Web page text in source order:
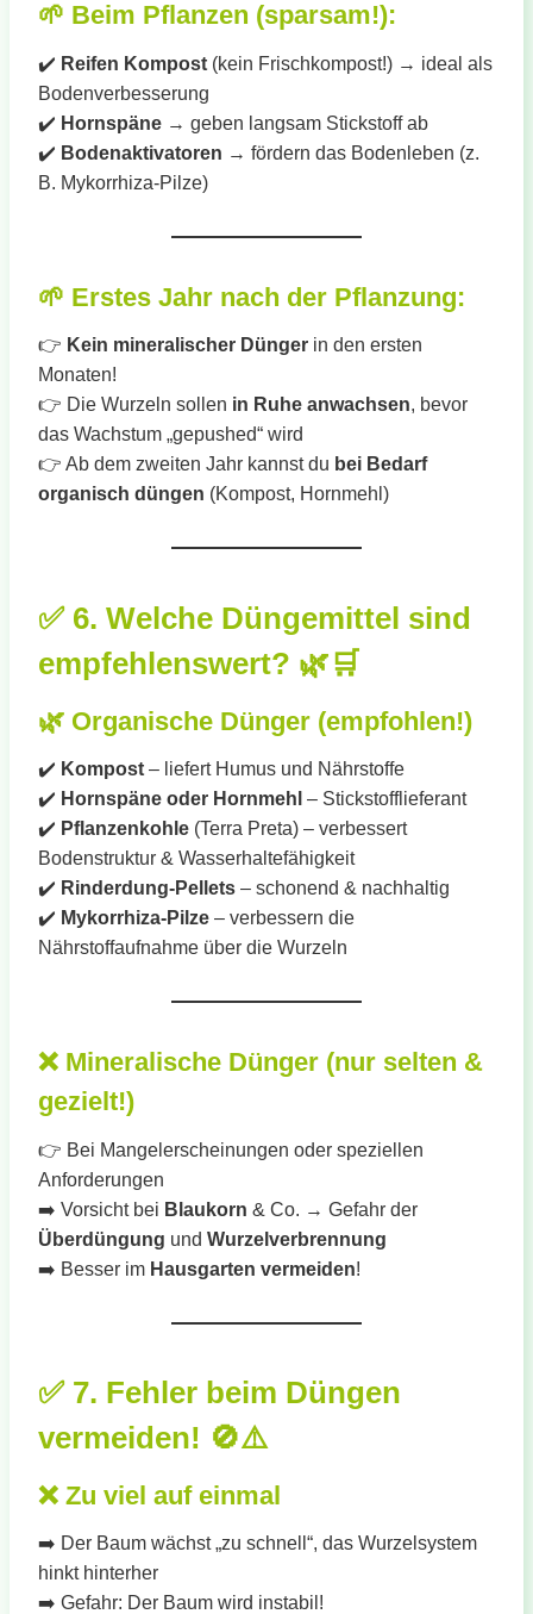
🌱 Beim Pflanzen (sparsam!):
✔️ Reifen Kompost (kein Frischkompost!) → ideal als
Bodenverbesserung
✔️ Hornspäne → geben langsam Stickstoff ab
✔️ Bodenaktivatoren → fördern das Bodenleben (z.
B. Mykorrhiza-Pilze)
🌱 Erstes Jahr nach der Pflanzung:
👉 Kein mineralischer Dünger in den ersten
Monaten!
👉 Die Wurzeln sollen in Ruhe anwachsen, bevor
das Wachstum „gepushed“ wird
👉 Ab dem zweiten Jahr kannst du bei Bedarf
organisch düngen (Kompost, Hornmehl)
✅ 6. Welche Düngemittel sind
empfehlenswert? 🌿🛒
🌿 Organische Dünger (empfohlen!)
✔️ Kompost – liefert Humus und Nährstoffe
✔️ Hornspäne oder Hornmehl – Stickstofflieferant
✔️ Pflanzenkohle (Terra Preta) – verbessert
Bodenstruktur & Wasserhaltefähigkeit
✔️ Rinderdung-Pellets – schonend & nachhaltig
✔️ Mykorrhiza-Pilze – verbessern die
Nährstoffaufnahme über die Wurzeln
❌ Mineralische Dünger (nur selten &
gezielt!)
👉 Bei Mangelerscheinungen oder speziellen
Anforderungen
➡️ Vorsicht bei Blaukorn & Co. → Gefahr der
Überdüngung und Wurzelverbrennung
➡️ Besser im Hausgarten vermeiden!
✅ 7. Fehler beim Düngen
vermeiden! 🚫⚠️
❌ Zu viel auf einmal
➡️ Der Baum wächst „zu schnell“, das Wurzelsystem
hinkt hinterher
➡️ Gefahr: Der Baum wird instabil!